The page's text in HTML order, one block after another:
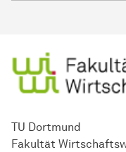
TU Dortmund
Fakultät